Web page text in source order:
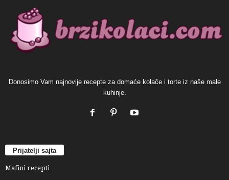
Donosimo Vam najnovije recepte za domaće kolače i torte iz naše male
kuhinje.
Prijatelji sajta
Mafini recepti